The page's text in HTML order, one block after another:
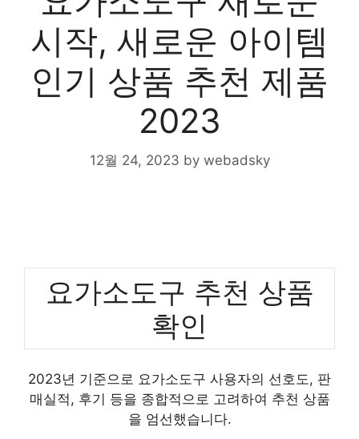
시작, 새로운 아이템
인기 상품 추천 제품
2023
12월 24, 2023 by webadsky
요가소도구 추천 상품
확인
2023년 기준으로 요가소도구 사용자의 선호도, 판
매실적, 후기 등을 종합적으로 고려하여 추천 상품
을 엄선했습니다.